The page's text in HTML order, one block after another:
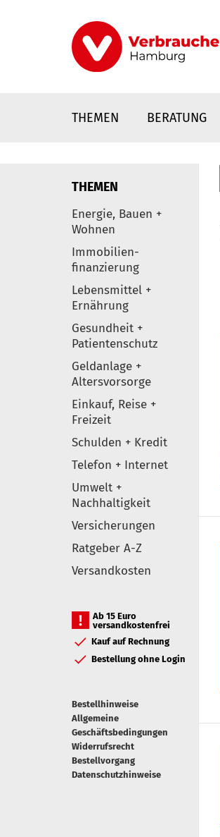
THEMEN BERATUNG
Elemente
THEMEN
Energie, Bauen +
Wohnen
Immobilien-
finanzierung
Lebensmittel +
Ernährung
Gesundheit +
Patientenschutz
Geldanlage +
Altersvorsorge
Einkauf, Reise +
Freizeit
Schulden + Kredit
Telefon + Internet
Umwelt +
Nachhaltigkeit
Versicherungen
Ratgeber A-Z
Versandkosten
Ab 15 Euro
versandkostenfrei
Kauf auf Rechnung
Bestellung ohne Login
Bestellhinweise
Allgemeine
Geschäftsbedingungen
Widerrufsrecht
Bestellvorgang
Datenschutzhinweise